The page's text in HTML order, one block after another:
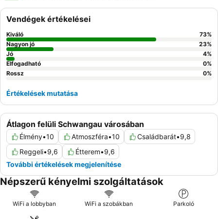
Átlagon felüli Schwangau városában
Élmény•10 Atmoszféra•10 Családbarát•9,8
Reggeli•9,6 Étterem•9,6
További értékelések megjelenítése
Vendégek értékelései
Kiváló 73%
Nagyon jó
23%
Jó
4%
Elfogadható
0%
Rossz
0%
Értékelések mutatása
Népszerű kényelmi szolgáltatások
WiFi a lobbyban WiFi a szobákban Parkoló